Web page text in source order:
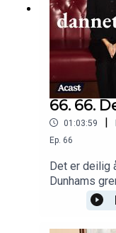
66. 66.
01:03:59 |
Ep. 66
Det er deilig
Dunhams
og
Vikingblod.
Jøranson